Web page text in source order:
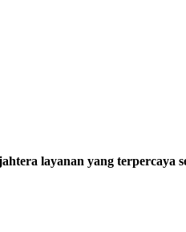
layanan yang terpercaya